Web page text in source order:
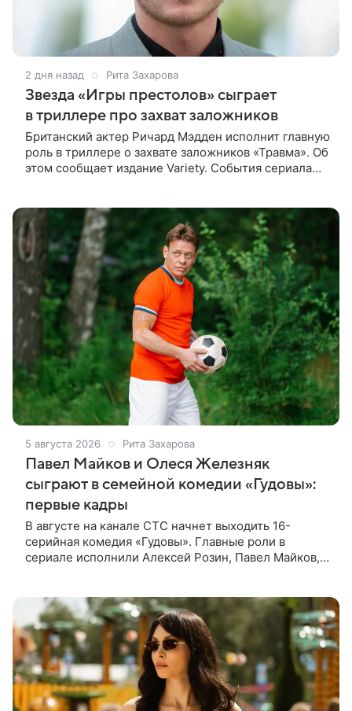
2 дня назад Рита Захарова
Звезда «Игры престолов» сыграет
в триллере про захват заложников
Британский актер Ричард Мэдден исполнит главную
роль в триллере о захвате заложников «Травма». Об
этом сообщает издание Variety. События сериала
5 августа 2026 Рита Захарова
Павел Майков и Олеся Железняк
сыграют в семейной комедии «Гудовы»:
первые кадры
В августе на канале СТС начнет выходить 16-
серийная комедия «Гудовы». Главные роли в
сериале исполнили Алексей Розин, Павел Майков,